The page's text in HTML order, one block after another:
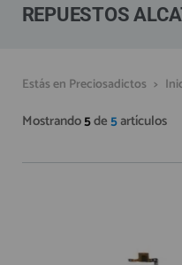
REPUESTOS
REPUESTOS OTROS
Recordarme
REPUESTOS
Estás en Preciosadictos >
Mostrando5de5artículos